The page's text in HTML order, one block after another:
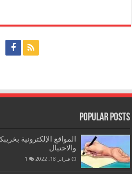
Popular Posts
المواقع الإلكترونية
والاحتيال
فبراير 18, 2022 1